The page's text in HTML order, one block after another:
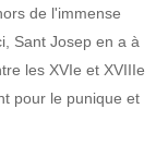
de l'immense
Sant Josep en a à
les XVIe et XVIIIe
pour le punique et